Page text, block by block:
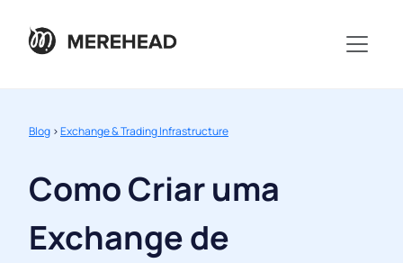
Blog >Exchange & Trading Infrastructure
Como Criar uma
Exchange de